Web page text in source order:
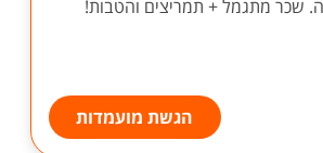
שכר מתגמל + תמריצים והטבות!
הגשת מועמדות